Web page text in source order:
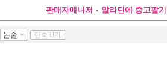
판매자매니저 알라딘에 중고팔기
논술 단축 URL